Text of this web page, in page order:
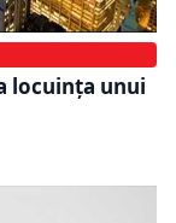
locuinţa unui